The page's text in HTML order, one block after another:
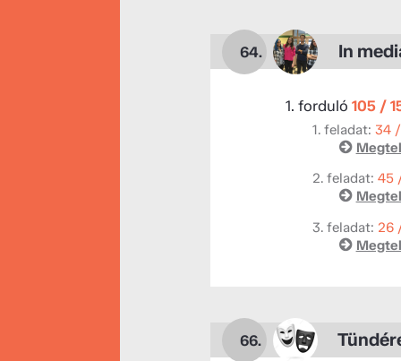
64. In
1. forduló 105 /
1. feladat: 34
2. feladat: 45
3. feladat: 26
66.